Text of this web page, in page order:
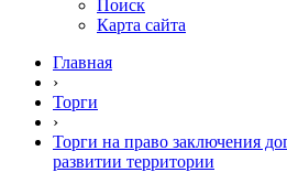
Поиск
Карта сайта
Главная
›
Торги
›
Торги на право заключения
развитии территории